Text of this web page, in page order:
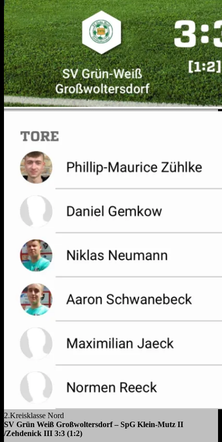
2.Kreisklasse Nord
SV Grün Weiß Großwoltersdorf – SpG Klein-Mutz II
/Zehdenick III 3:3 (1:2)